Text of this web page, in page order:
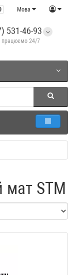
Мова
531-46-93
працюємо 24/7
мат STM